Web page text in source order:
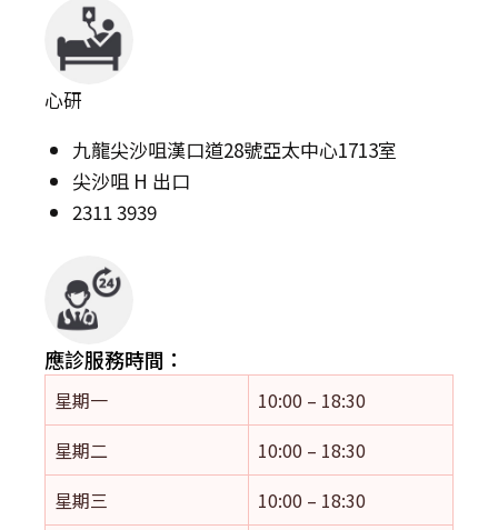
心研
九龍尖沙咀漢口道28號亞太中心1713室
尖沙咀 H 出口
2311 3939
應診服務時間：
星期一
10:00 – 18:30
星期二
10:00 – 18:30
星期三
10:00 – 18:30